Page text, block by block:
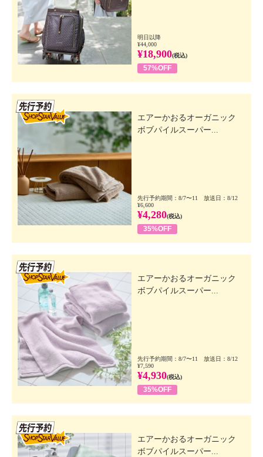
明日以降
¥44,000
¥18,900(税込)
57%OFF
エアーかおるオーガニック
ボブパイルスーパー...
先行予約期間：8/7〜11 放送日：8/12
¥6,600
¥4,280(税込)
35%OFF
エアーかおるオーガニック
ボブパイルスーパー...
先行予約期間：8/7〜11 放送日：8/12
¥7,590
¥4,930(税込)
35%OFF
エアーかおるオーガニック
ボブパイルスーパー...